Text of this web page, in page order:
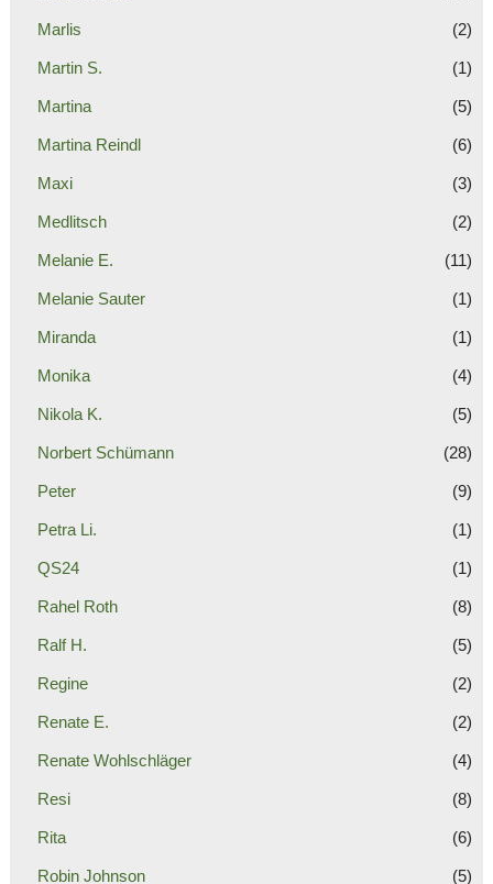
Marlis (2)
Martin S. (1)
Martina (5)
Martina Reindl (6)
Maxi (3)
Medlitsch (2)
Melanie E. (11)
Melanie Sauter (1)
Miranda (1)
Monika (4)
Nikola K. (5)
Norbert Schümann (28)
Peter (9)
Petra Li. (1)
QS24 (1)
Rahel Roth (8)
Ralf H. (5)
Regine (2)
Renate E. (2)
Renate Wohlschläger (4)
Resi (8)
Rita (6)
Robin Johnson (5)